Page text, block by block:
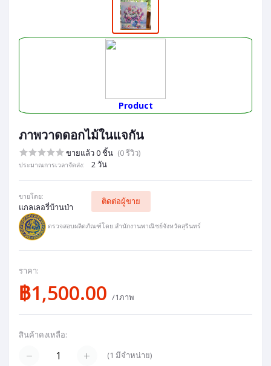
Product
ภาพวาดดอกไม้ในแจกัน
ขายแล้ว 0 ชิ้น (0 รีวิว)
ประมาณการเวลาจัดส่ง: 2 วัน
ขายโดย:
แกลเลอรี่บ้านป่า
ติดต่อผู้ขาย
ตรวจสอบผลิตภัณฑ์โดย:สำนักงานพาณิชย์จังหวัดสุรินทร์
ราคา:
฿1,500.00 /1ภาพ
สินค้าคงเหลือ:
(1 มีจำหน่าย)